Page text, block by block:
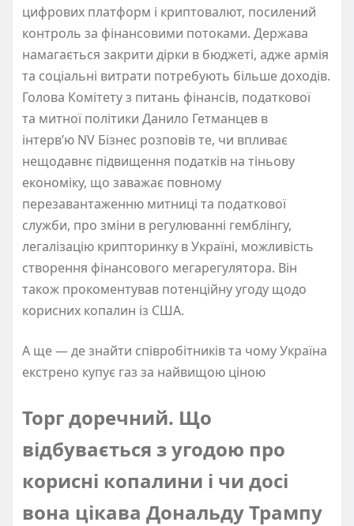
цифрових платформ і криптовалют, посилений
контроль за фінансовими потоками. Держава
намагається закрити дірки в бюджеті, адже армія
та соціальні витрати потребують більше доходів.
Голова Комітету з питань фінансів, податкової
та митної політики Данило Гетманцев в
інтерв’ю NV Бізнес розповів те, чи впливає
нещодавнє підвищення податків на тіньову
економіку, що заважає повному
перезавантаженню митниці та податкової
служби, про зміни в регулюванні гемблінгу,
легалізацію крипторинку в Україні, можливість
створення фінансового мегарегулятора. Він
також прокоментував потенційну угоду щодо
корисних копалин із США.
А ще — де знайти співробітників та чому Україна
екстрено купує газ за найвищою ціною
Торг доречний. Що
відбувається з угодою про
корисні копалини і чи досі
вона цікава Дональду Трампу